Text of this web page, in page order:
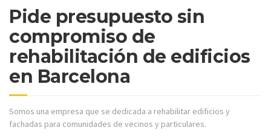
Pide presupuesto sin
compromiso de
rehabilitación de edificios
en Barcelona
Somos una empresa que se dedicada a rehabilitar edificios y
fachadas para comunidades de vecinos y particulares.